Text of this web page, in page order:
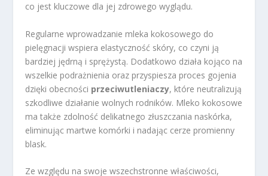
co jest kluczowe dla jej zdrowego wyglądu.
Regularne wprowadzanie mleka kokosowego do
pielęgnacji wspiera elastyczność skóry, co czyni ją
bardziej jędrną i sprężystą. Dodatkowo działa kojąco na
wszelkie podrażnienia oraz przyspiesza proces gojenia
dzięki obecności przeciwutleniaczy, które neutralizują
szkodliwe działanie wolnych rodników. Mleko kokosowe
ma także zdolność delikatnego złuszczania naskórka,
eliminując martwe komórki i nadając cerze promienny
blask.
Ze względu na swoje wszechstronne właściwości,